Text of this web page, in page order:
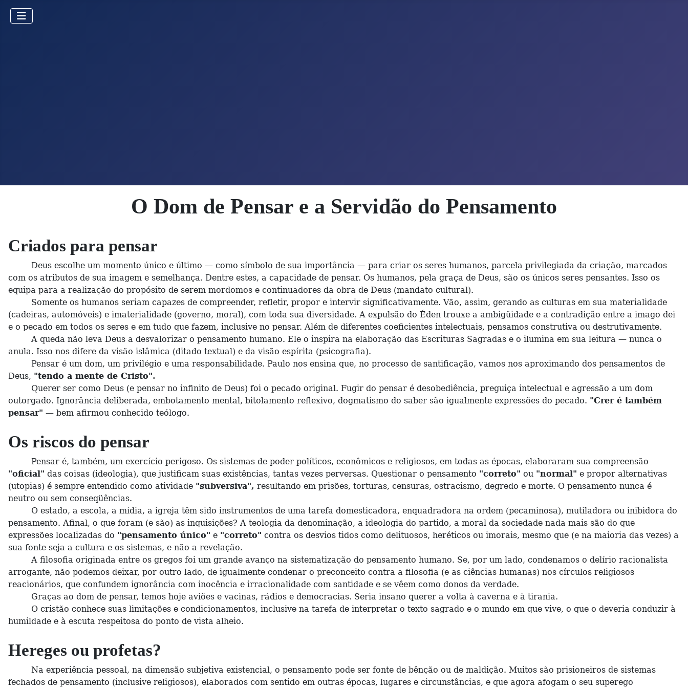
O Dom de Pensar e a Servidão do Pensamento
Criados para pensar
Deus escolhe um momento único e último — como símbolo de sua importância — para criar os seres humanos, parcela privilegiada da criação, marcados
com os atributos de sua imagem e semelhança. Dentre estes, a capacidade de pensar. Os humanos, pela graça de Deus, são os únicos seres pensantes. Isso os
equipa para a realização do propósito de serem mordomos e continuadores da obra de Deus (mandato cultural).
Somente os humanos seriam capazes de compreender, refletir, propor e intervir significativamente. Vão, assim, gerando as culturas em sua materialidade
(cadeiras, automóveis) e imaterialidade (governo, moral), com toda sua diversidade. A expulsão do Éden trouxe a ambigüidade e a contradição entre a imago dei
e o pecado em todos os seres e em tudo que fazem, inclusive no pensar. Além de diferentes coeficientes intelectuais, pensamos construtiva ou destrutivamente.
A queda não leva Deus a desvalorizar o pensamento humano. Ele o inspira na elaboração das Escrituras Sagradas e o ilumina em sua leitura — nunca o
anula. Isso nos difere da visão islâmica (ditado textual) e da visão espírita (psicografia).
Pensar é um dom, um privilégio e uma responsabilidade. Paulo nos ensina que, no processo de santificação, vamos nos aproximando dos pensamentos de
Deus, "tendo a mente de Cristo".
Querer ser como Deus (e pensar no infinito de Deus) foi o pecado original. Fugir do pensar é desobediência, preguiça intelectual e agressão a um dom
outorgado. Ignorância deliberada, embotamento mental, bitolamento reflexivo, dogmatismo do saber são igualmente expressões do pecado. "Crer é também
pensar" — bem afirmou conhecido teólogo.
Os riscos do pensar
Pensar é, também, um exercício perigoso. Os sistemas de poder políticos, econômicos e religiosos, em todas as épocas, elaboraram sua compreensão
"oficial" das coisas (ideologia), que justificam suas existências, tantas vezes perversas. Questionar o pensamento "correto" ou "normal" e propor alternativas
(utopias) é sempre entendido como atividade "subversiva", resultando em prisões, torturas, censuras, ostracismo, degredo e morte. O pensamento nunca é
neutro ou sem conseqüências.
O estado, a escola, a mídia, a igreja têm sido instrumentos de uma tarefa domesticadora, enquadradora na ordem (pecaminosa), mutiladora ou inibidora do
pensamento. Afinal, o que foram (e são) as inquisições? A teologia da denominação, a ideologia do partido, a moral da sociedade nada mais são do que
expressões localizadas do "pensamento único" e "correto" contra os desvios tidos como delituosos, heréticos ou imorais, mesmo que (e na maioria das vezes) a
sua fonte seja a cultura e os sistemas, e não a revelação.
A filosofia originada entre os gregos foi um grande avanço na sistematização do pensamento humano. Se, por um lado, condenamos o delírio racionalista
arrogante, não podemos deixar, por outro lado, de igualmente condenar o preconceito contra a filosofia (e as ciências humanas) nos círculos religiosos
reacionários, que confundem ignorância com inocência e irracionalidade com santidade e se vêem como donos da verdade.
Graças ao dom de pensar, temos hoje aviões e vacinas, rádios e democracias. Seria insano querer a volta à caverna e à tirania.
O cristão conhece suas limitações e condicionamentos, inclusive na tarefa de interpretar o texto sagrado e o mundo em que vive, o que o deveria conduzir à
humildade e à escuta respeitosa do ponto de vista alheio.
Hereges ou profetas?
Na experiência pessoal, na dimensão subjetiva existencial, o pensamento pode ser fonte de bênção ou de maldição. Muitos são prisioneiros de sistemas
fechados de pensamento (inclusive religiosos), elaborados com sentido em outras épocas, lugares e circunstâncias, e que agora afogam o seu superego